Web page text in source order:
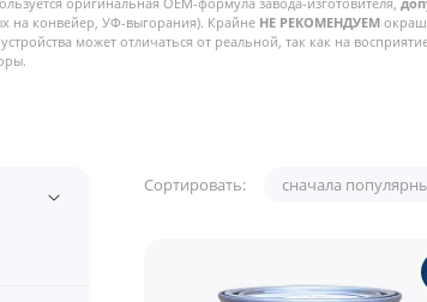
на конвейер, УФ-выгорания). Крайне НЕ РЕКОМЕНДУЕМ
может отличаться от реальной, так как на
Сортировать: сначала